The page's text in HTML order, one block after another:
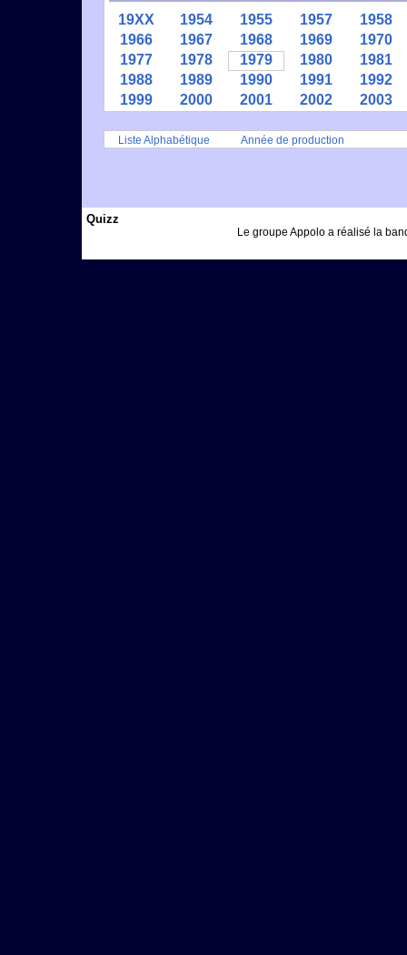
19XX 1954 1955 1957
1958
1966
1967 1968 1969
1970
1977
1978 1979 1980
1981
1988
1989 1990 1991
1992
1999
2000 2001 2002 2003
Liste Alphabétique Année de production
Quizz
Le groupe Appolo a réalisé la